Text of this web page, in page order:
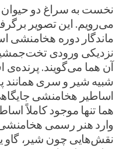
نخست به سراغ دو
می‌رویم. این تصویر
ماندگار دوره هخامنشی
نزدیکی ورودی
آن هما می‌گویند. پرنده‌ی
شبیه شیر و سری همانند
اساطیر هخامنشی
هما تنها موجود کاملاً
وارد هنر رسمی
نقش‌هایی چون شیر، گاو